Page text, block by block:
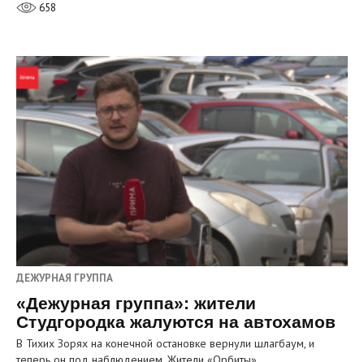
658
ДЕЖУРНАЯ ГРУППА
«Дежурная группа»: жители
Студгородка жалуются на автохамов
В Тихих Зорях на конечной остановке вернули шлагбаум, и